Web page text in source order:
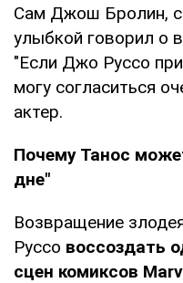
Сам Джош Бролин,
улыбкой говорил о
"Если Джо Руссо
могу согласиться
актер.
Почему Танос
дне"
Возвращение
Руссо воссоздать
сцен комиксов